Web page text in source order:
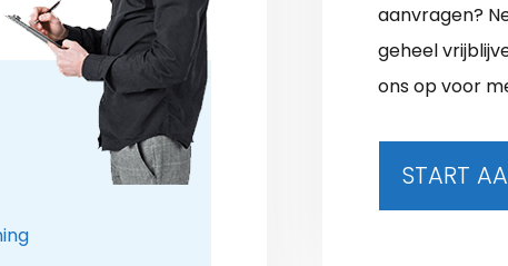
aanvragen?
geheel
ons op voor
START